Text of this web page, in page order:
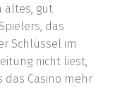
altes, gut
das
Schlüssel im
nicht liest,
Casino mehr